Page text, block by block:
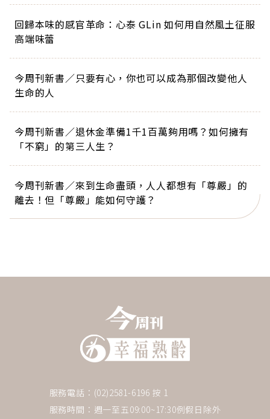
回歸本味的感官革命：心泰 GLin 如何用自然風土征服
高端味蕾
今周刊新書／只要有心，你也可以成為那個改變他人
生命的人
今周刊新書／退休金準備1千1百萬夠用嗎？如何擁有
「不窮」的第三人生？
今周刊新書／來到生命盡頭，人人都想有「尊嚴」的
離去！但「尊嚴」能如何守護？
服務電話：(02)2581-6196 按 1
服務時間：週一至五09:00~17:30例假日除外